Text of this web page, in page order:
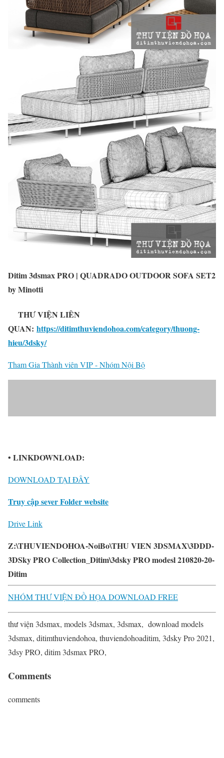
Ditim 3dsmax PRO | QUADRADO OUTDOOR SOFA SET2
by Minotti
THƯ VIỆN LIÊN
QUAN: https://ditimthuviendohoa.com/category/thuong-
hieu/3dsky/
Tham Gia Thành viên VIP - Nhóm Nội Bộ
• LINKDOWNLOAD:
DOWNLOAD TẠI ĐÂY
Truy cập sever Folder website
Drive Link
Z:\THUVIENDOHOA-NoiBo\THU VIEN 3DSMAX\3DDD-
3DSky PRO Collection_Ditim\3dsky PRO modesl 210820-20-
Ditim
NHÓM THƯ VIỆN ĐỒ HỌA DOWNLOAD FREE
thư viện 3dsmax, models 3dsmax, 3dsmax, download models
3dsmax, ditimthuviendohoa, thuviendohoaditim, 3dsky Pro 2021,
3dsy PRO, ditim 3dsmax PRO,
Comments
comments